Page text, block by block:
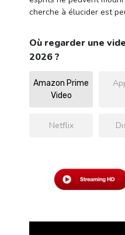
cherche à élucider est
Où regarder une
2026 ?
Amazon Prime
Video
Netflix